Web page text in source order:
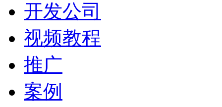
开发公司
视频教程
推广
案例